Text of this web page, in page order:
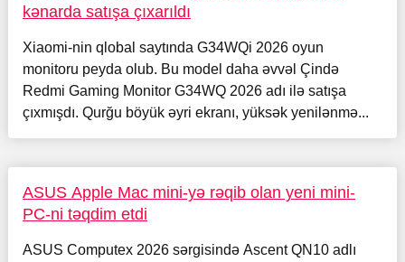
kənarda satışa çıxarıldı
Xiaomi-nin qlobal saytında G34WQi 2026 oyun
monitoru peyda olub. Bu model daha əvvəl Çində
Redmi Gaming Monitor G34WQ 2026 adı ilə satışa
çıxmışdı. Qurğu böyük əyri ekranı, yüksək yenilənmə...
ASUS Apple Mac mini-yə rəqib olan yeni mini-
PC-ni təqdim etdi
ASUS Computex 2026 sərgisində Ascent QN10 adlı